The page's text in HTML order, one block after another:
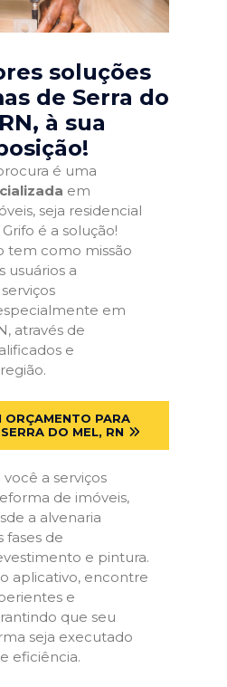
soluções
de Serra do
, à sua
é uma
em
seja residencial
é a solução!
tem como missão
usuários a
em
através de
e
ORÇAMENTO PARA
DO MEL, RN
a serviços
de imóveis,
a alvenaria
fases de
e pintura.
aplicativo, encontre
e
que seu
seja executado
eficiência.